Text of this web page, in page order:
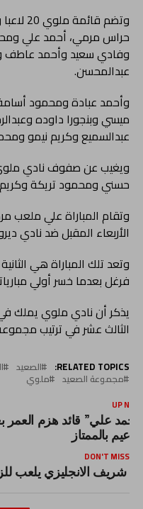
وتضم
حراس مرمي، أحمد علي
وفادي سعيد وأحمد عاطف
عبدالمحسن.
وأحمد عبادة ومحمود
ميسي وبنجورا داوده
عبدالسميع وكريم نيمو
ويغيب عن صفوف نادي
حسني ومحمود تريكة وكريم
وتقام المباراة علي ملعب
الأربعاء المقبل ضد نادي
وتعد تلك المباراة هي
فرغل بعدما خسر أولي مبارياته ضد
الثالث عشر في ترتيب
RELATED TOPICS: الصعيد
مجموعة الصعيد ملوي
UP
علي” قائد هزم
بالممتاز
DON'T MISS
شريف الانجليزي يلعب